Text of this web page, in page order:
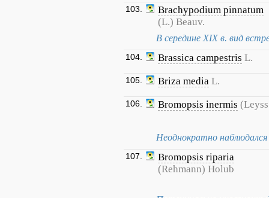
103.
Brachypodium pinnatum
(L.) Beauv.
В середине XIX в. вид
104. Brassica campestris L.
105. Briza media L.
106. Bromopsis inermis
Неоднократно наблюдался
107.
Bromopsis riparia
(Rehmann) Holub